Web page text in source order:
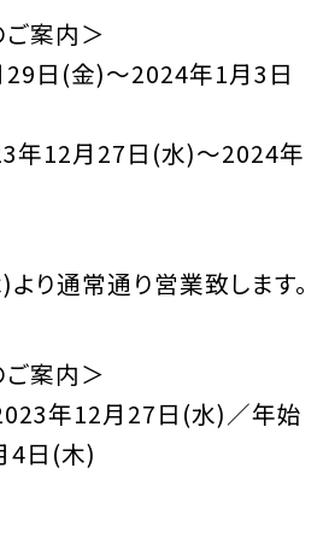
案内＞
29日(金)～2024年1月3日
年12月27日(水)～2024年
り通常通り営業致します。
案内＞
年12月27日(水)／年始
4日(木)